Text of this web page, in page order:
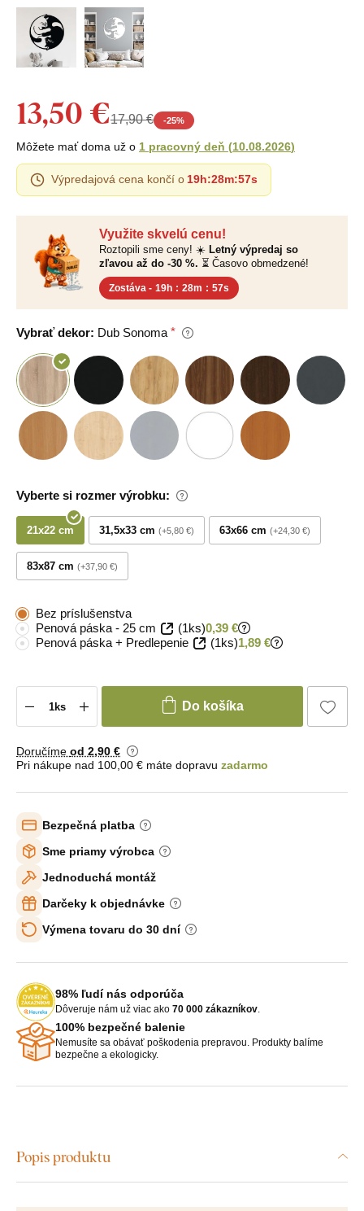
Využite skvelú cenu!
Roztopili sme ceny! ☀️ Letný výpredaj so
zľavou až do -30 %. ⏳ Časovo obmedzené!
Zostáva - 19h : 28m : 57s
Vybrať dekor: Dub Sonoma
Vyberte si rozmer výrobku:
21x22 cm 31,5x33 cm +5,80 € 63x66 cm +24,30 €
83x87 cm +37,90 €
13,50 €17,90 € -25%
Môžete mať doma už o 1 pracovný deň (10.08.2026)
Výpredajová cena končí o 19h:28m:57s
Bez príslušenstva
Penová páska - 25 cm
(1ks)0,39 €
Penová páska + Predlepenie
(1ks)1,89 €
Do košíka
Doručíme od 2,90 €
Pri nákupe nad 100,00 € máte dopravu zadarmo
Bezpečná platba
Sme priamy výrobca
Jednoduchá montáž
Darčeky k objednávke
Výmena tovaru do 30 dní
98% ľudí nás odporúča
Dôveruje nám už viac ako 70 000 zákazníkov.
100% bezpečné balenie
Nemusíte sa obávať poškodenia prepravou. Produkty balíme
bezpečne a ekologicky.
Popis produktu